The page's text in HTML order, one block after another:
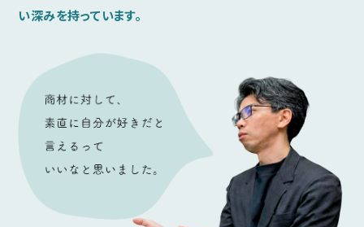
い深みを持っています。